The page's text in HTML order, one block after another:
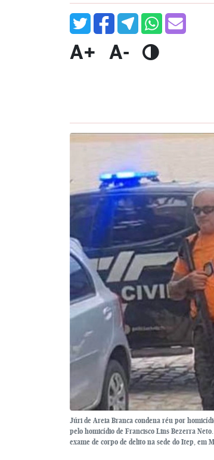
A+ A-
Júri de Areia Branca condena réu por
pelo homicídio de Francisco Lins Bezerra
exame de corpo de delito na sede do Itep, em